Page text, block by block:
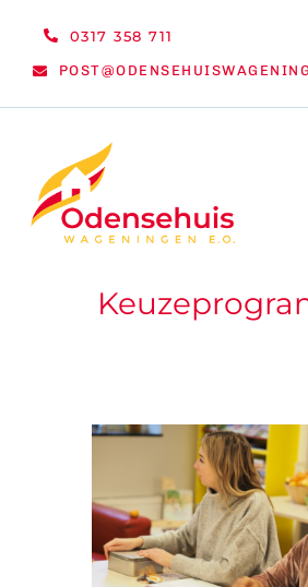
0317 358 711
WELKOM
VRIJWILLIGERS & STAGIAIRES